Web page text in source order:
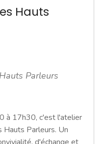
Hauts
Parleurs
à 17h30, c'est l'atelier
Hauts Parleurs. Un